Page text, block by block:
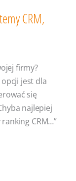
CRM,
firmy?
jest dla
się
najlepiej
CRM…”